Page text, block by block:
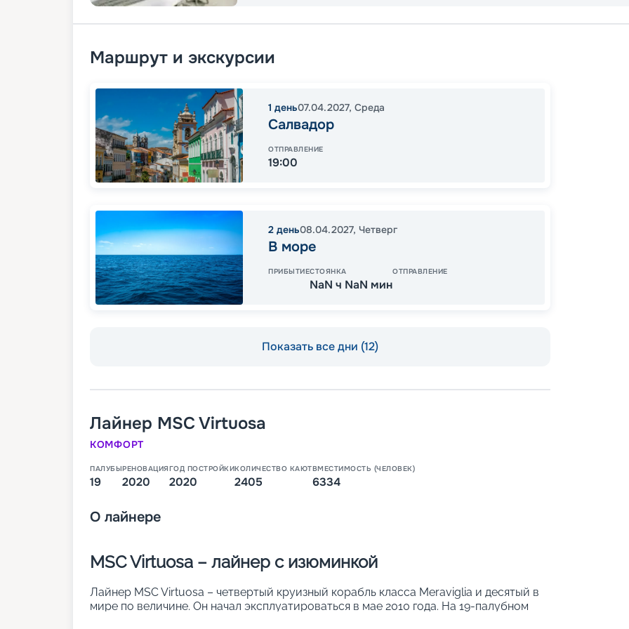
Маршрут и экскурсии
1 день07.04.2027, Среда
Салвадор
ОТПРАВЛЕНИЕ
19:00
2 день08.04.2027, Четверг
В море
ПРИБЫТИЕСТОЯНКА
NaN ч NaN мин
ОТПРАВЛЕНИЕ
Показать все дни (12)
Лайнер MSC Virtuosa
КОМФОРТ
ПАЛУБЫ
19
РЕНОВАЦИЯ
2020
ГОД ПОСТРОЙКИ
2020
КОЛИЧЕСТВО КАЮТ
2405
ВМЕСТИМОСТЬ (ЧЕЛОВЕК)
6334
О лайнере
MSC Virtuosa – лайнер с изюминкой
Лайнер MSC Virtuosa – четвертый круизный корабль класса Meraviglia и десятый в
мире по величине. Он начал эксплуатироваться в мае 2010 года. На 19-палубном